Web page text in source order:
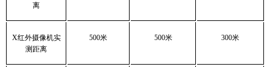
离
X红外摄像机实
测距离
500米 500米 300米